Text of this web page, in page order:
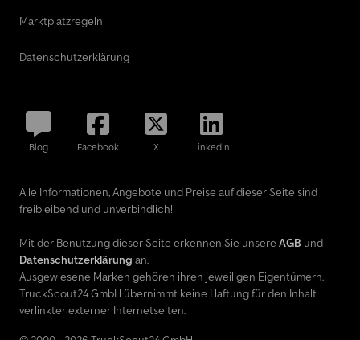
Marktplatzregeln
Datenschutzerklärung
Blog Facebook X LinkedIn
Alle Informationen, Angebote und Preise auf dieser Seite sind
freibleibend und unverbindlich!
Mit der Benutzung dieser Seite erkennen Sie unsere AGB und
Datenschutzerklärung an.
Ausgewiesene Marken gehören ihren jeweiligen Eigentümern.
TruckScout24 GmbH übernimmt keine Haftung für den Inhalt
verlinkter externer Internetseiten.